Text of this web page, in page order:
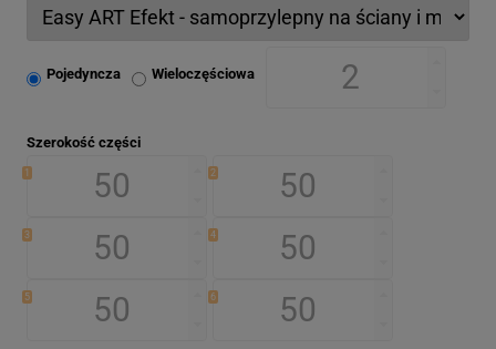
Pojedyncza Wieloczęściowa
Szerokość części
1 2
3 4
5 6